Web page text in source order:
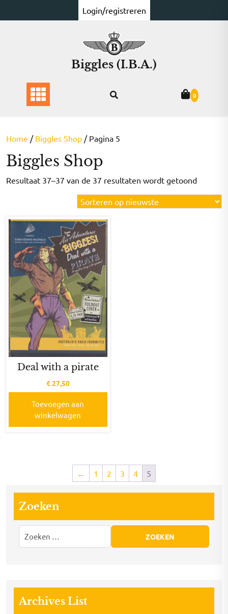
naar
Login/registreren
Biggles (I.B.A.)
0
Home / Biggles Shop / Pagina 5
Biggles Shop
Resultaat 37–37 van de 37 resultaten wordt getoond
op
Deal with a pirate
€27,50
Toevoegen aan
winkelwagen
← 1 2 3 4 5
Zoeken
Archives List